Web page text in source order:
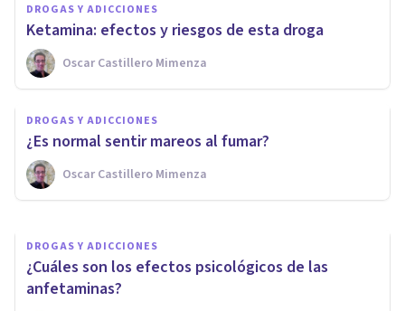
DROGAS Y ADICCIONES
Ketamina: efectos y riesgos de esta droga
Oscar Castillero Mimenza
DROGAS Y ADICCIONES
¿Es normal sentir mareos al fumar?
Oscar Castillero Mimenza
DROGAS Y ADICCIONES
¿Se puede morir por síndrome
de abstinencia?
Nahum Montagud Rubio
DROGAS Y ADICCIONES
¿Cuáles son los efectos psicológicos de las
anfetaminas?